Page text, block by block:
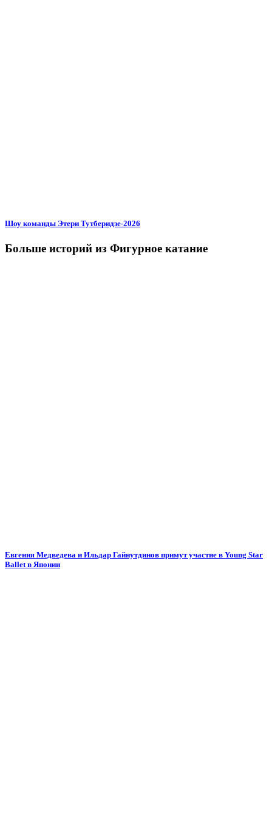
Шоу команды Этери Тутберидзе-2026
Больше историй из Фигурное катание
Евгения Медведева и Ильдар Гайнутдинов примут участие в Young Star
Ballet в Японии